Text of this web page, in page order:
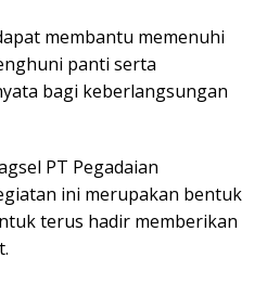
membantu memenuhi
panti serta
bagi keberlangsungan
PT Pegadaian
ini merupakan bentuk
terus hadir memberikan